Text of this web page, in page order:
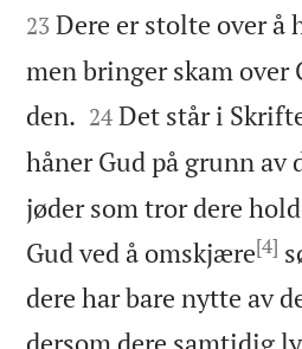
23 Dere er stolte over å
men bringer skam over
den. 

24 Det står i
håner Gud på grunn av
jøder som tror dere
Gud ved å omskjære[4]
dere har bare nytte av